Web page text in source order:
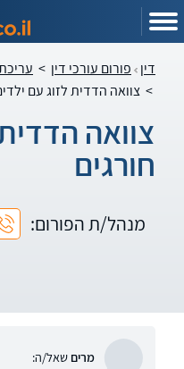
דין פורום עורכי דין >
> צוואה הדדית לזוג עם
צוואה
חורגים
מנהל/ת הפורום:
מרים שאל/ה: